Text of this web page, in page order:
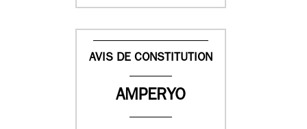
AVIS DE CONSTITUTION
AMPERYO